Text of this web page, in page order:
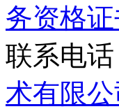
务资格
联系电
术有限公